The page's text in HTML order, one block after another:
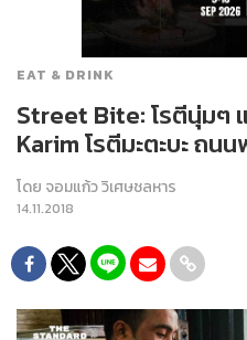
EAT & DRINK
Street Bite: โรตีนุ่มๆ
Karim โรตีมะตะบะ ถน
โดย จอมแก้ว วิเศษชลหาร
14.11.2018